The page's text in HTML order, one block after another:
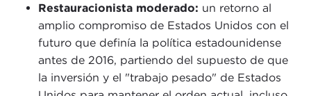
Restauracionista moderado: un retorno al
amplio compromiso de Estados Unidos con el
futuro que definía la política estadounidense
antes de 2016, partiendo del supuesto de que
la inversión y el "trabajo pesado" de Estados